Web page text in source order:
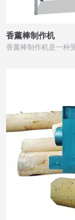
香薰棒制作机
香薰棒制作机是一种